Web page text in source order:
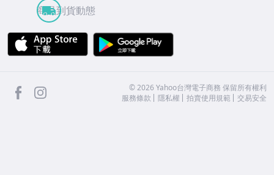
商品到貨動態
APP Store
facebook ©2026 Yahoo台灣電子商務 保留所有權利
服務條款
隱私權 拍賣使用規範 交易安全